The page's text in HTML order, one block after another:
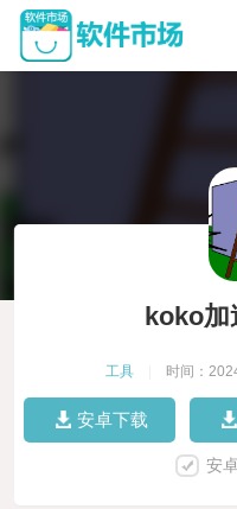
koko加
工具 时间：
安卓下载
安